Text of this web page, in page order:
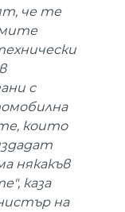
че те
с
които
някакъв
каза
на